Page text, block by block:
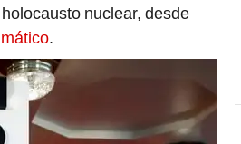
nuclear, desde
.